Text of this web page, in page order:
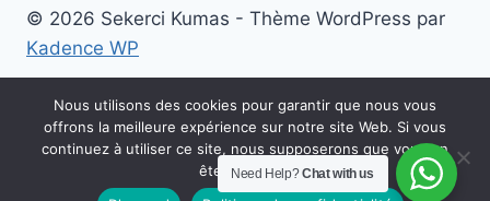
© 2026 Sekerci Kumas - Thème WordPress par
Kadence WP
Turquie Anglais العربية Čeština
Deutsch
Ελληνικά
espagnol English
italien
한국인
Русский Pologne Українська
Need Help?Chat with us
Nous utilisons des cookies pour garantir que nous vous
offrons la meilleure expérience sur notre site Web. Si vous
continuez à utiliser ce site, nous supposerons que vous en
êtes satisfait.